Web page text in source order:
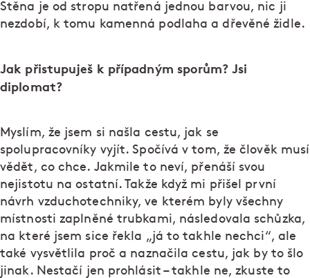
Stěna je od stropu natřená jednou barvou, nic ji
nezdobí, k tomu kamenná podlaha a dřevěné židle.
Jak přistupuješ k případným sporům? Jsi
diplomat?
Myslím, že jsem si našla cestu, jak se
spolupracovníky vyjít. Spočívá v tom, že člověk musí
vědět, co chce. Jakmile to neví, přenáší svou
nejistotu na ostatní. Takže když mi přišel první
návrh vzduchotechniky, ve kterém byly všechny
místnosti zaplněné trubkami, následovala schůzka,
na které jsem sice řekla „já to takhle nechci“, ale
také vysvětlila proč a naznačila cestu, jak by to šlo
jinak. Nestačí jen prohlásit – takhle ne, zkuste to